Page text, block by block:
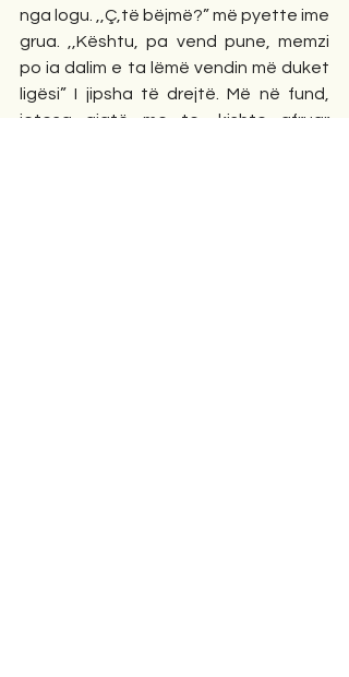
nga logu. ,,Ç,të bëjmë?” më pyette ime
grua. ,,Kështu, pa vend pune, memzi
po ia dalim e ta lëmë vendin më duket
ligësi” I jipsha të drejtë. Më në fund,
jetesa gjatë me te, kishte afruar